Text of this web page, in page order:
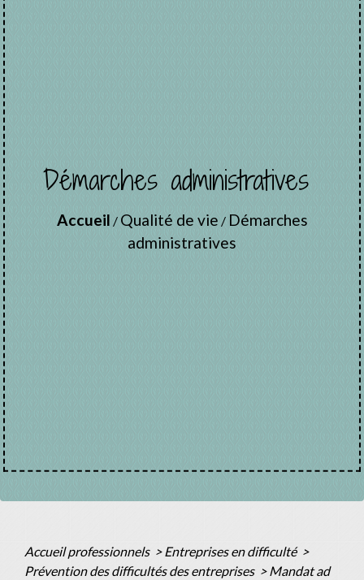
Démarches administratives
Accueil / Qualité de vie / Démarches
administratives
Accueil professionnels > Entreprises en difficulté >
Prévention des difficultés des entreprises > Mandat ad